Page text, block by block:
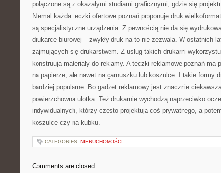
połączone są z okazałymi studiami graficznymi, gdzie się
Niemal każda teczki ofertowe poznań proponuje druk
są specjalistyczne urządzenia. Z pewnością nie da się
drukarce biurowej – zwykły druk na to nie zezwala. W ostatnich
zajmujących się drukarstwem. Z usług takich drukarni
konstruują materiały do reklamy. A teczki reklamowe poznań ma
na papierze, ale nawet na garnuszku lub koszulce. I takie formy
bardziej popularne. Bo gadżet reklamowy jest znacznie
powierzchowna ulotka. Też drukarnie wychodzą naprzeciwko
indywidualnych, którzy często projektują coś prywatnego, a
koszulce czy na kubku.
CATEGORIES: NIERUCHOMOŚCI
Comments are closed.